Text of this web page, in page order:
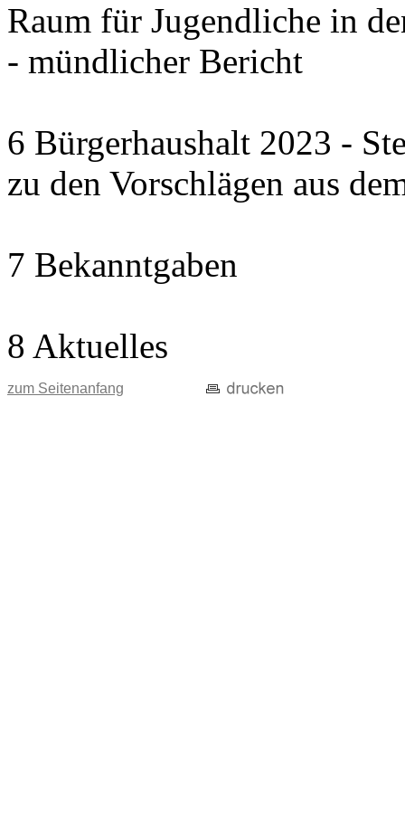
Raum für Jugendliche in
- mündlicher Bericht
6 Bürgerhaushalt 2023 -
zu den Vorschlägen aus
7 Bekanntgaben
8 Aktuelles
zum Seitenanfang